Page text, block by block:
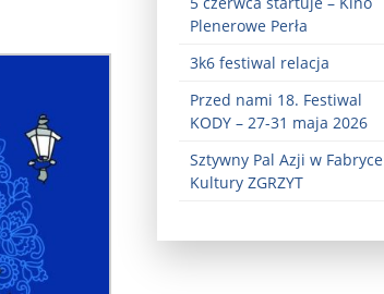
...
...
...
bez zaangażowania ...
ofiary ...
Plenerowe Perła
3k6 festiwal relacja
Przed nami 18. Festiwal
KODY – 27-31 maja 2026
Sztywny Pal Azji w Fabryce
Kultury ZGRZYT